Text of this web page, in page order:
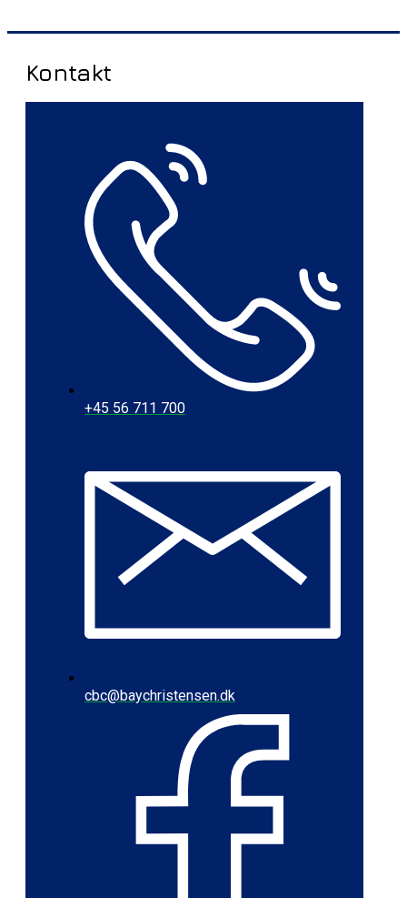
Kontakt
+45 56 711 700
cbc@baychristensen.dk